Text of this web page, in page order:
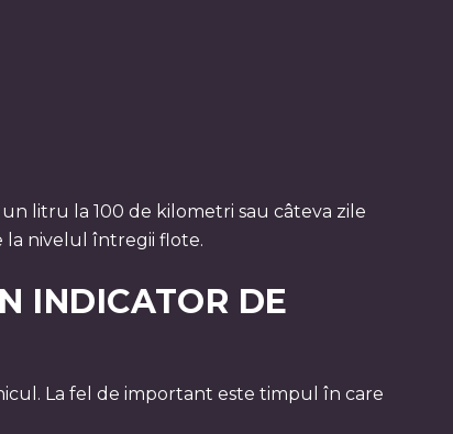
litru la 100 de kilometri sau câteva zile
la nivelul întregii flote.
INDICATOR DE
La fel de important este timpul în care